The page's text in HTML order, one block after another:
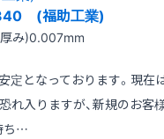
(福助工業)
み)0.007mm
定となっております。現在
れ入りますが、新規のお客
ち…